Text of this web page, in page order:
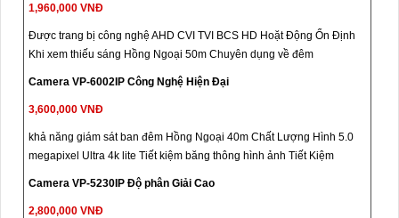
1,960,000 VNĐ
Được trang bị công nghệ AHD CVI TVI BCS HD Hoặt Động Ổn Định
Khi xem thiếu sáng Hồng Ngoại 50m Chuyên dụng về đêm
Camera VP-6002IP Công Nghệ Hiện Đại
3,600,000 VNĐ
khả năng giám sát ban đêm Hồng Ngoại 40m Chất Lượng Hình 5.0
megapixel Ultra 4k lite Tiết kiệm băng thông hình ảnh Tiết Kiệm
Camera VP-5230IP Độ phân Giải Cao
2,800,000 VNĐ